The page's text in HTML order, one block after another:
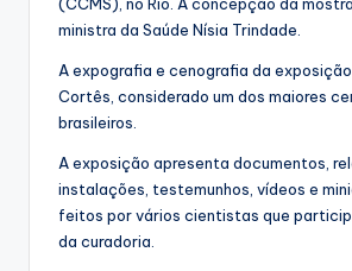
(CCMS), no Rio. A concepção da
ministra da Saúde Nísia Trindade.
A expografia e cenografia da
Cortês, considerado um dos maiores
brasileiros.
A exposição apresenta documentos,
instalações, testemunhos, vídeos e
feitos por vários cientistas que
da curadoria.